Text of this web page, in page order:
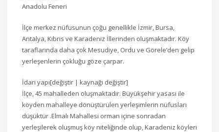
Anadolu Feneri
İlçe merkez nüfusunun çoğu genellikle İzmir, Bursa,
Antalya, Kıbrıs ve Karadeniz İllerinden oluşmaktadır. Köy
taraflarında daha çok Mesudiye, Ordu ve Görele’den gelip
yerleşenlerin çokluğu göze çarpar.
İdari yapı[değiştir | kaynağı değiştir]
İlçe, 45 mahalleden oluşmaktadır. Büyükşehir yasası ile
köyden mahalleye dönüştürülen yerleşimlerin nüfusları
düşüktür .Elmalı Mahallesi orman içine sonradan
yerleşilerek oluşmuş köy niteliğinde olup, Karadeniz köyleri